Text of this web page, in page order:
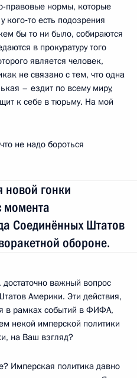
правовые нормы, которые
кого‑то есть подозрения
бы то ни было, собираются
в прокуратуру того
является человек,
не связано с тем, что одна
– ездит по всему миру,
к себе в тюрьму. На мой
не надо бороться
новой гонки
момента
Соединённых Штатов
обороне.
достаточно важный вопрос
Америки. Эти действия,
в рамках событий в ФИФА,
некой имперской политики
на Ваш взгляд?
Имперская политика давно